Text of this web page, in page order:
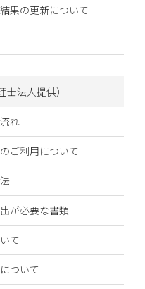
果の更新について
法人提供）
れ
ご利用について
が必要な書類
て
ついて